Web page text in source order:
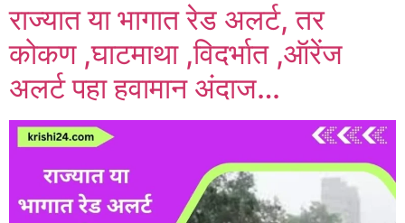
राज्यात या भागात रेड अलर्ट, तर
कोकण ,घाटमाथा ,विदर्भात ,ऑरेंज
अलर्ट पहा हवामान अंदाज…